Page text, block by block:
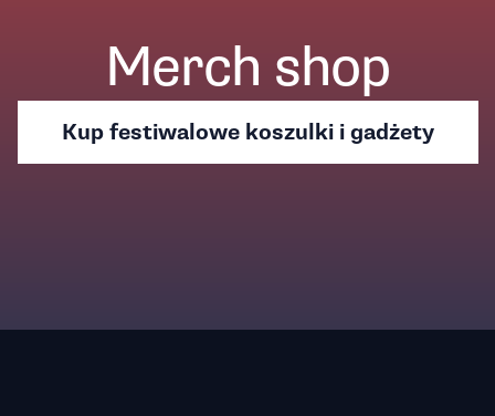
Merch shop
Kup festiwalowe koszulki i gadżety